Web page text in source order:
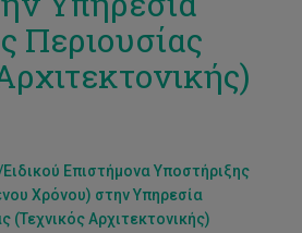
Περιουσίας
Επιστήμονα Υποστήριξης
Χρόνου) στην Υπηρεσία
(Τεχνικός Αρχιτεκτονικής)